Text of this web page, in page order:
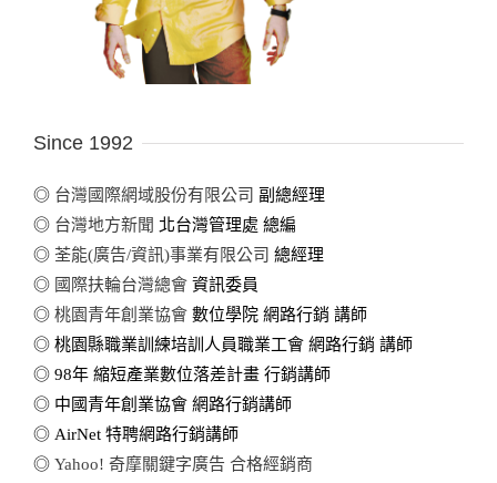
Since 1992
◎ 台灣國際網域股份有限公司 副總經理
◎ 台灣地方新聞 北台灣管理處 總編
◎ 荃能(廣告/資訊)事業有限公司 總經理
◎ 國際扶輪台灣總會 資訊委員
◎ 桃園青年創業協會 數位學院 網路行銷 講師
◎ 桃園縣職業訓練培訓人員職業工會 網路行銷 講師
◎ 98年 縮短產業數位落差計畫 行銷講師
◎ 中國青年創業協會 網路行銷講師
◎ AirNet 特聘網路行銷講師
◎ Yahoo! 奇摩關鍵字廣告 合格經銷商